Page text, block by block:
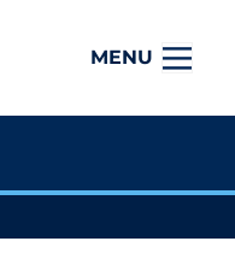
MENU